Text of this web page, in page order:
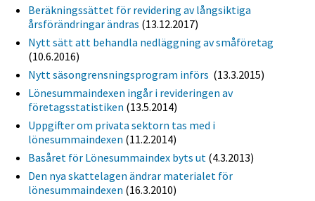
Beräkningssättet för revidering av långsiktiga
årsförändringar ändras (13.12.2017)
Nytt sätt att behandla nedläggning av småföretag
(10.6.2016)
Nytt säsongrensningsprogram införs (13.3.2015)
Lönesummaindexen ingår i revideringen av
företagsstatistiken (13.5.2014)
Uppgifter om privata sektorn tas med i
lönesummaindexen (11.2.2014)
Basåret för Lönesummaindex byts ut (4.3.2013)
Den nya skattelagen ändrar materialet för
lönesummaindexen (16.3.2010)